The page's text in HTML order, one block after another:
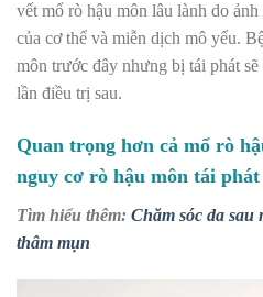
vết mổ rò hậu môn lâu lành do
của cơ thể và miễn dịch mô yếu.
môn trước đây nhưng bị tái phát
lần điều trị sau.
Quan trọng hơn cả mổ rò
nguy cơ rò hậu môn tái phát
Tìm hiểu thêm: Chăm sóc da sau
thâm mụn